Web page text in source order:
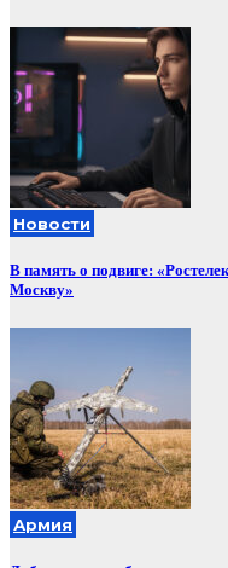
Новости
В память о подвиге:
Москву»
Армия